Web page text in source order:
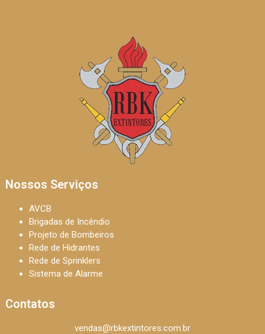
Nossos Serviços
AVCB
Brigadas de Incêndio
Projeto de Bombeiros
Rede de Hidrantes
Rede de Sprinklers
Sistema de Alarme
Contatos
vendas@rbkextintores.com.br